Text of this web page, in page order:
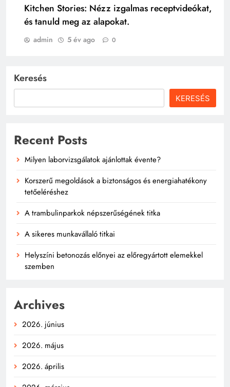
Kitchen Stories: Nézz izgalmas receptvideókat,
és tanuld meg az alapokat.
admin 5 év ago 0
Keresés
KERESÉS
Recent Posts
Milyen laborvizsgálatok ajánlottak évente?
Korszerű megoldások a biztonságos és energiahatékony
tetőeléréshez
A trambulinparkok népszerűségének titka
A sikeres munkavállaló titkai
Helyszíni betonozás előnyei az előregyártott elemekkel
szemben
Archives
2026. június
2026. május
2026. április